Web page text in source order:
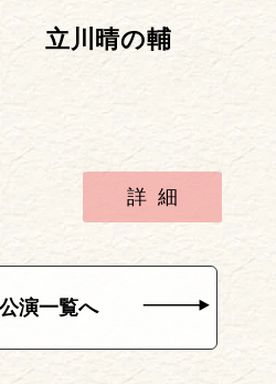
立川晴の輔
詳細
演一覧へ